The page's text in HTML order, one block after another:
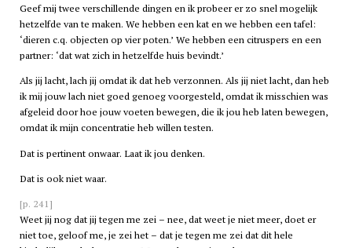
Geef mij twee verschillende dingen en ik probeer er zo snel mogelijk
hetzelfde van te maken. We hebben een kat en we hebben een tafel:
‘dieren c.q. objecten op vier poten.’ We hebben een citruspers en een
partner: ‘dat wat zich in hetzelfde huis bevindt.’
Als jij lacht, lach jij omdat ik dat heb verzonnen. Als jij niet lacht, dan heb
ik mij jouw lach niet goed genoeg voorgesteld, omdat ik misschien was
afgeleid door hoe jouw voeten bewegen, die ik jou heb laten bewegen,
omdat ik mijn concentratie heb willen testen.
Dat is pertinent onwaar. Laat ik jou denken.
Dat is ook niet waar.
[p. 241]
Weet jij nog dat jij tegen me zei – nee, dat weet je niet meer, doet er
niet toe, geloof me, je zei het – dat je tegen me zei dat dit hele